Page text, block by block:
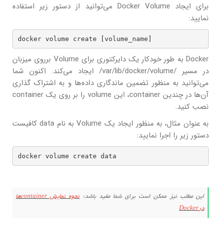
برای ایجاد Docker Volume می‌توانید از دستور زیر استفاده
نمایید:
docker volume create [volume_name]
Docker به طور خودکار یک دایرکتوری برای Volume برروی میزبان
در مسیر /var/lib/docker/volume/ ایجاد می‌کند. اکنون شما
می‌توانید به منظور تضمین ماندگاری داده‌ها و به اشتراک گذاری
آن‌ها در چندین container، این volume را بر روی یک container
نصب کنید.
به عنوان مثال، به منظور ایجاد یک Volume به نام data کافیست
دستور زیر را اجرا نمایید:
docker volume create data
این مطلب نیز ممکن است برای شما مفید باشد:
نحوه نمایش containerها
درDocker